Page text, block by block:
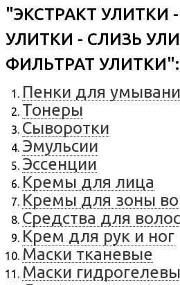
"ЭКСТРАКТ УЛИТКИ
УЛИТКИ - СЛИЗЬ
ФИЛЬТРАТ УЛИТКИ":
Пенки для
Тонеры
Сыворотки
Эмульсии
Эссенции
Кремы для лица
Кремы для зоны
Средства для волос
Крем для рук и ног
Маски тканевые
Маски